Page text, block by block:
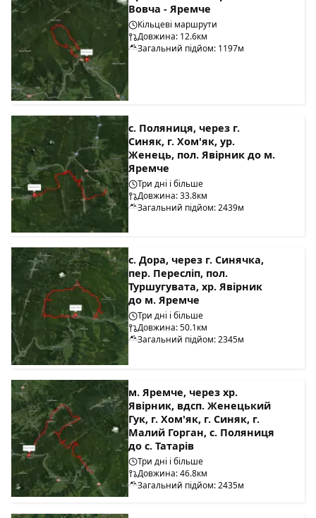
Вовча - Яремче
Кільцеві маршрути
Довжина: 12.6км
Загальний підйом: 1197м
с. Поляниця, через г.
Синяк, г. Хом'як, ур.
Женець, пол. Явірник до м.
Яремче
Три дні і більше
Довжина: 33.8км
Загальний підйом: 2439м
с. Дора, через г. Синячка,
пер. Пересліп, пол.
Туршугувата, хр. Явірник
до м. Яремче
Три дні і більше
Довжина: 50.1км
Загальний підйом: 2345м
м. Яремче, через хр.
Явірник, вдсп. Женецький
Гук, г. Хом'як, г. Синяк, г.
Малий Горган, с. Поляниця
до с. Татарів
Три дні і більше
Довжина: 46.8км
Загальний підйом: 2435м